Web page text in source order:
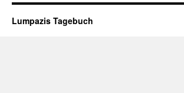
Lumpazis Tagebuch